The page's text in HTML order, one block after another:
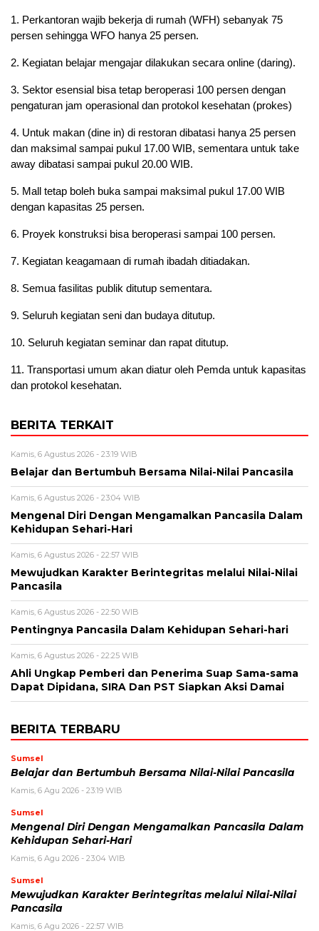
1. Perkantoran wajib bekerja di rumah (WFH) sebanyak 75
persen sehingga WFO hanya 25 persen.
2. Kegiatan belajar mengajar dilakukan secara online (daring).
3. Sektor esensial bisa tetap beroperasi 100 persen dengan
pengaturan jam operasional dan protokol kesehatan (prokes)
4. Untuk makan (dine in) di restoran dibatasi hanya 25 persen
dan maksimal sampai pukul 17.00 WIB, sementara untuk take
away dibatasi sampai pukul 20.00 WIB.
5. Mall tetap boleh buka sampai maksimal pukul 17.00 WIB
dengan kapasitas 25 persen.
6. Proyek konstruksi bisa beroperasi sampai 100 persen.
7. Kegiatan keagamaan di rumah ibadah ditiadakan.
8. Semua fasilitas publik ditutup sementara.
9. Seluruh kegiatan seni dan budaya ditutup.
10. Seluruh kegiatan seminar dan rapat ditutup.
11. Transportasi umum akan diatur oleh Pemda untuk kapasitas
dan protokol kesehatan.
BERITA TERKAIT
Kamis, 6 Agustus 2026 - 23:19 WIB
Belajar dan Bertumbuh Bersama Nilai-Nilai Pancasila
Kamis, 6 Agustus 2026 - 23:04 WIB
Mengenal Diri Dengan Mengamalkan Pancasila Dalam
Kehidupan Sehari-Hari
Kamis, 6 Agustus 2026 - 22:57 WIB
Mewujudkan Karakter Berintegritas melalui Nilai-Nilai
Pancasila
Kamis, 6 Agustus 2026 - 22:50 WIB
Pentingnya Pancasila Dalam Kehidupan Sehari-hari
Kamis, 6 Agustus 2026 - 22:25 WIB
Ahli Ungkap Pemberi dan Penerima Suap Sama-sama
Dapat Dipidana, SIRA Dan PST Siapkan Aksi Damai
BERITA TERBARU
Sumsel
Belajar dan Bertumbuh Bersama Nilai-Nilai Pancasila
Kamis, 6 Agu 2026 - 23:19 WIB
Sumsel
Mengenal Diri Dengan Mengamalkan Pancasila Dalam
Kehidupan Sehari-Hari
Kamis, 6 Agu 2026 - 23:04 WIB
Sumsel
Mewujudkan Karakter Berintegritas melalui Nilai-Nilai
Pancasila
Kamis, 6 Agu 2026 - 22:57 WIB